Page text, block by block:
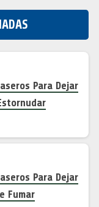
Para Dejar
Para Dejar
Fumar